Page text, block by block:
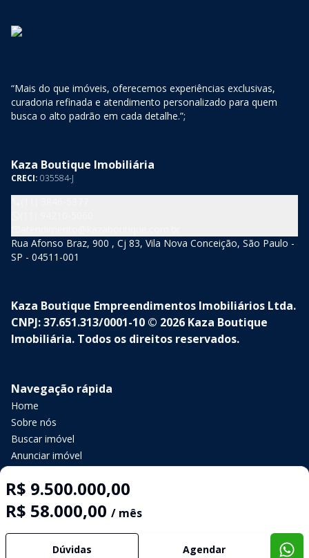
R$ 9.500.000,00
R$ 58.000,00 / mês
Dúvidas Agendar
“Mais do que imóveis, oferecemos experiências exclusivas,
curadoria refinada e atendimento personalizado para quem
busca o alto padrão em cada detalhe.”;
Kaza Boutique Imobiliária
CRECI: 035584-J
Rua Afonso Braz, 900 , Cj 83, Vila Nova Conceição, São Paulo -
SP - 04511-001
Kaza Boutique Empreendimentos Imobiliários Ltda.
CNPJ: 37.651.313/0001-10 © 2026 Kaza Boutique
Imobiliária. Todos os direitos reservados.
Navegação rápida
Home
Sobre nós
Buscar imóvel
Anunciar imóvel
Selo de Tecnologia Loft